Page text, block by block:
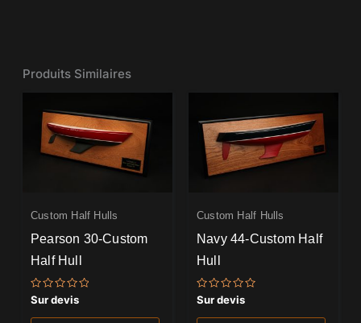
Produits Similaires
Custom Half Hulls
Pearson 30-Custom
Half Hull
Note
0
sur
Sur devis
Custom Half Hulls
Navy 44-Custom Half
Hull
Note
0
sur
Sur devis